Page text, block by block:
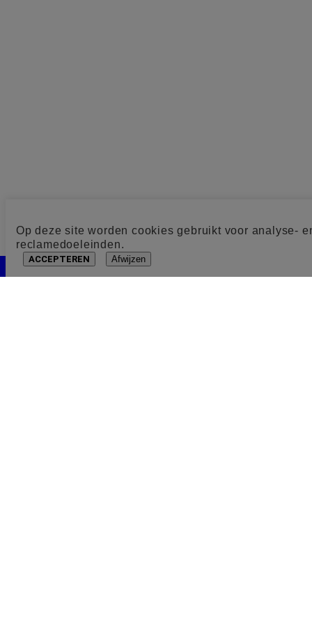
Op deze site worden cookies gebruikt voor analyse-
reclamedoeleinden.
ACCEPTEREN Afwijzen
Cookie toestemming